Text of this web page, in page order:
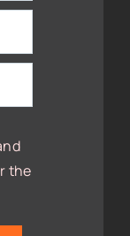
the